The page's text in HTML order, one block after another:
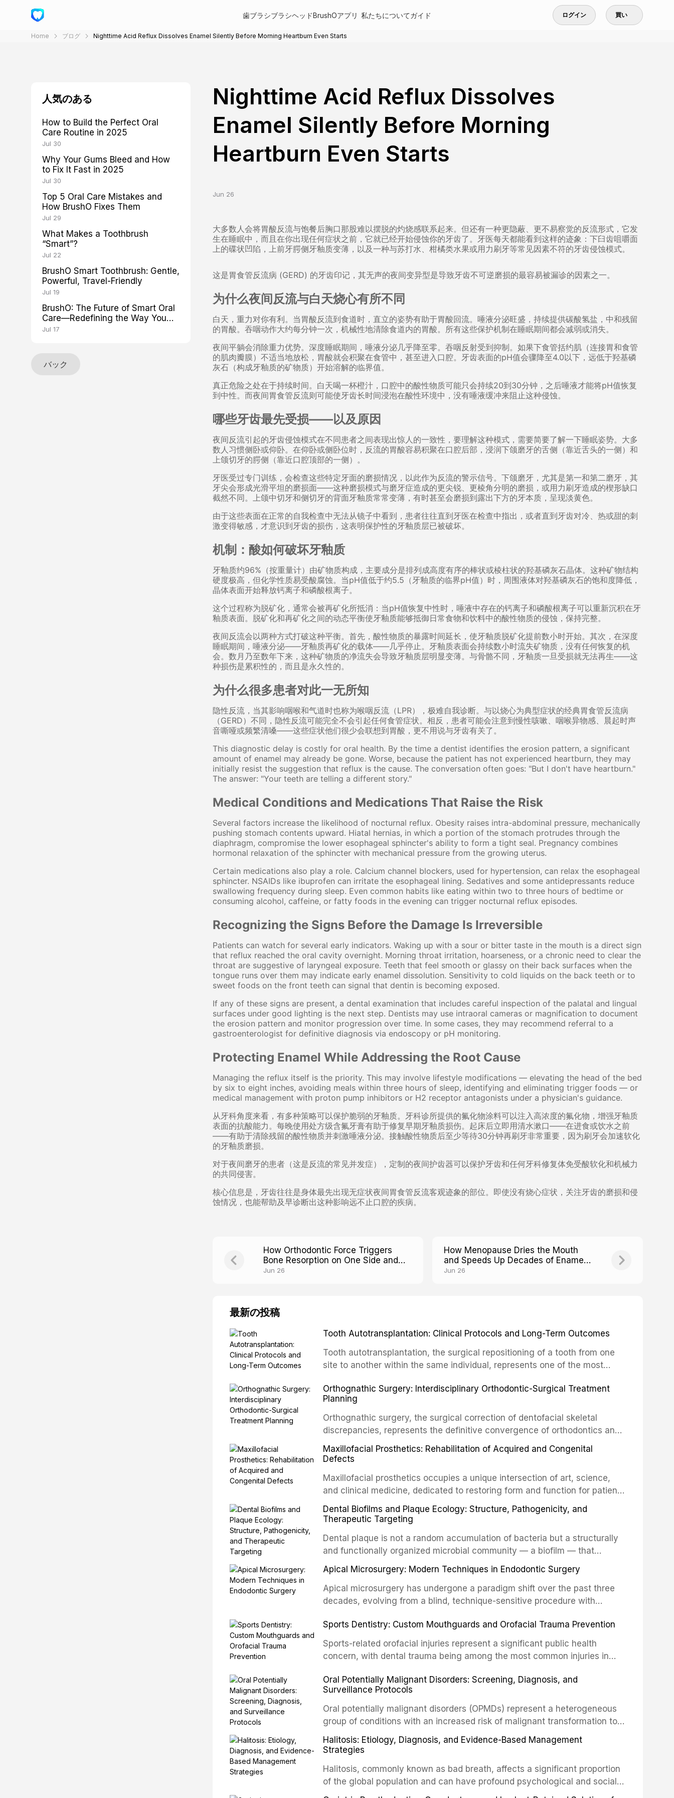
歯ブラシブラシヘッドBrushOアプリ 私たちについてガイド ログイン 買い
Home ブログ Nighttime Acid Reflux Dissolves Enamel Silently Before Morning Heartburn Even Starts
人気のある
How to Build the Perfect Oral
Care Routine in 2025
Jul 30
Why Your Gums Bleed and How
to Fix It Fast in 2025
Jul 30
Top 5 Oral Care Mistakes and
How BrushO Fixes Them
Jul 29
What Makes a Toothbrush
“Smart”?
Jul 22
BrushO Smart Toothbrush: Gentle,
Powerful, Travel-Friendly
Jul 19
BrushO: The Future of Smart Oral
Care—Redefining the Way You
Brush
Jul 17
バック
Nighttime Acid Reflux Dissolves
Enamel Silently Before Morning
Heartburn Even Starts
Jun 26
大多数人会将胃酸反流与饱餐后胸口那股难以摆脱的灼烧感联系起来。但还有一种更隐蔽、更不易察觉的反流形式，它发
生在睡眠中，而且在你出现任何症状之前，它就已经开始侵蚀你的牙齿了。牙医每天都能看到这样的迹象：下臼齿咀嚼面
上的碟状凹陷，上前牙腭侧牙釉质变薄，以及一种与苏打水、柑橘类水果或用力刷牙等常见因素不符的牙齿侵蚀模式。
这是胃食管反流病 (GERD) 的牙齿印记，其无声的夜间变异型是导致牙齿不可逆磨损的最容易被漏诊的因素之一。
为什么夜间反流与白天烧心有所不同
白天，重力对你有利。当胃酸反流到食道时，直立的姿势有助于胃酸回流。唾液分泌旺盛，持续提供碳酸氢盐，中和残留
的胃酸。吞咽动作大约每分钟一次，机械性地清除食道内的胃酸。所有这些保护机制在睡眠期间都会减弱或消失。
夜间平躺会消除重力优势。深度睡眠期间，唾液分泌几乎降至零。吞咽反射受到抑制。如果下食管括约肌（连接胃和食管
的肌肉瓣膜）不适当地放松，胃酸就会积聚在食管中，甚至进入口腔。牙齿表面的pH值会骤降至4.0以下，远低于羟基磷
灰石（构成牙釉质的矿物质）开始溶解的临界值。
真正危险之处在于持续时间。白天喝一杯橙汁，口腔中的酸性物质可能只会持续20到30分钟，之后唾液才能将pH值恢复
到中性。而夜间胃食管反流则可能使牙齿长时间浸泡在酸性环境中，没有唾液缓冲来阻止这种侵蚀。
哪些牙齿最先受损——以及原因
夜间反流引起的牙齿侵蚀模式在不同患者之间表现出惊人的一致性，要理解这种模式，需要简要了解一下睡眠姿势。大多
数人习惯侧卧或仰卧。在仰卧或侧卧位时，反流的胃酸容易积聚在口腔后部，浸润下颌磨牙的舌侧（靠近舌头的一侧）和
上颌切牙的腭侧（靠近口腔顶部的一侧）。
牙医受过专门训练，会检查这些特定牙面的磨损情况，以此作为反流的警示信号。下颌磨牙，尤其是第一和第二磨牙，其
牙尖会形成光滑平坦的磨损面——这种磨损模式与磨牙症造成的更尖锐、更棱角分明的磨损，或用力刷牙造成的楔形缺口
截​​然不同。上颌中切牙和侧切牙的背面牙釉质常常变薄，有时甚至会磨损到露出下方的牙本质，呈现淡黄色。
由于这些表面在正常的自我检查中无法从镜子中看到，患者往往直到牙医在检查中指出，或者直到牙齿对冷、热或甜的刺
激变得敏感，才意识到牙齿的损伤，这表明保护性的牙釉质层已被破坏。
机制：酸如何破坏牙釉质
牙釉质约96%（按重量计）由矿物质构成，主要成分是排列成高度有序的棒状或棱柱状的羟基磷灰石晶体。这种矿物结构
硬度极高，但化学性质易受酸腐蚀。当pH值低于约5.5（牙釉质的临界pH值）时，周围液体对羟基磷灰石的饱和度降低，
晶体表面开始释放钙离子和磷酸根离子。
这个过程称为脱矿化，通常会被再矿化所抵消：当pH值恢复中性时，唾液中存在的钙离子和磷酸根离子可以重新沉积在牙
釉质表面。脱矿化和再矿化之间的动态平衡使牙釉质能够抵御日常食物和饮料中的酸性物质的侵蚀，保持完整。
夜间反流会以两种方式打破这种平衡。首先，酸性物质的暴露时间延长，使牙釉质脱矿化提前数小时开始。其次，在深度
睡眠期间，唾液分泌——牙釉质再矿化的载体——几乎停止。牙釉质表面会持续数小时流失矿物质，没有任何恢复的机
会。数月乃至数年下来，这种矿物质的净流失会导致牙釉质层明显变薄。与骨骼不同，牙釉质一旦受损就无法再生——这
种损伤是累积性的，而且是永久性的。
为什么很多患者对此一无所知
隐性反流，当其影响咽喉和气道时也称为喉咽反流（LPR），极难自我诊断。与以烧心为典型症状的经典胃食管反流病
（GERD）不同，隐性反流可能完全不会引起任何食管症状。相反，患者可能会注意到慢性咳嗽、咽喉异物感、晨起时声
音嘶哑或频繁清嗓——这些症状他们很少会联想到胃酸，更不用说与牙齿有关了。
This diagnostic delay is costly for oral health. By the time a dentist identifies the erosion pattern, a significant
amount of enamel may already be gone. Worse, because the patient has not experienced heartburn, they may
initially resist the suggestion that reflux is the cause. The conversation often goes: "But I don't have heartburn."
The answer: "Your teeth are telling a different story."
Medical Conditions and Medications That Raise the Risk
Several factors increase the likelihood of nocturnal reflux. Obesity raises intra-abdominal pressure, mechanically
pushing stomach contents upward. Hiatal hernias, in which a portion of the stomach protrudes through the
diaphragm, compromise the lower esophageal sphincter's ability to form a tight seal. Pregnancy combines
hormonal relaxation of the sphincter with mechanical pressure from the growing uterus.
Certain medications also play a role. Calcium channel blockers, used for hypertension, can relax the esophageal
sphincter. NSAIDs like ibuprofen can irritate the esophageal lining. Sedatives and some antidepressants reduce
swallowing frequency during sleep. Even common habits like eating within two to three hours of bedtime or
consuming alcohol, caffeine, or fatty foods in the evening can trigger nocturnal reflux episodes.
Recognizing the Signs Before the Damage Is Irreversible
Patients can watch for several early indicators. Waking up with a sour or bitter taste in the mouth is a direct sign
that reflux reached the oral cavity overnight. Morning throat irritation, hoarseness, or a chronic need to clear the
throat are suggestive of laryngeal exposure. Teeth that feel smooth or glassy on their back surfaces when the
tongue runs over them may indicate early enamel dissolution. Sensitivity to cold liquids on the back teeth or to
sweet foods on the front teeth can signal that dentin is becoming exposed.
If any of these signs are present, a dental examination that includes careful inspection of the palatal and lingual
surfaces under good lighting is the next step. Dentists may use intraoral cameras or magnification to document
the erosion pattern and monitor progression over time. In some cases, they may recommend referral to a
gastroenterologist for definitive diagnosis via endoscopy or pH monitoring.
Protecting Enamel While Addressing the Root Cause
Managing the reflux itself is the priority. This may involve lifestyle modifications — elevating the head of the bed
by six to eight inches, avoiding meals within three hours of sleep, identifying and eliminating trigger foods — or
medical management with proton pump inhibitors or H2 receptor antagonists under a physician's guidance.
从牙科角度来看，有多种策略可以保护脆弱的牙釉质。牙科诊所提供的氟化物涂料可以注入高浓度的氟化物，增强牙釉质
表面的抗酸能力。每晚使用处方级含氟牙膏有助于修复早期牙釉质损伤。起床后立即用清水漱口——在进食或饮水之前
——有助于清除残留的酸性物质并刺激唾液分泌。接触酸性物质后至少等待30分钟再刷牙非常重要，因为刷牙会加速软化
的牙釉质磨损。
对于夜间磨牙的患者（这是反流的常见并发症），定制的夜间护齿器可以保护牙齿和任何牙科修复体免受酸软化和机械力
的共同侵害。
核心信息是，牙齿往往是身体最先出现无症状夜间胃食管反流客观迹象的部位。即使没有烧心症状，关注牙齿的磨损和侵
蚀情况，也能帮助及早诊断出这种影响远不止口腔的疾病。
How Orthodontic Force Triggers
Bone Resorption on One Side and
Building on the Other
Jun 26
How Menopause Dries the Mouth
and Speeds Up Decades of Enamel
Wear
Jun 26
最新の投稿
Tooth Autotransplantation: Clinical Protocols and Long-Term Outcomes
Tooth autotransplantation, the surgical repositioning of a tooth from one
site to another within the same individual, represents one of the most
implants, which rely on osseointegration of a titanium fixture, an
autotransplanted
Orthognathic Surgery: Interdisciplinary Orthodontic-Surgical Treatment
Planning
Orthognathic surgery, the surgical correction of dentofacial skeletal
discrepancies, represents the definitive convergence of orthodontics and
oral and maxillofacial surgery. These procedures are indicated not merely
for aesthetic enhancement but for the restoration of functional occlusion,
Maxillofacial Prosthetics: Rehabilitation of Acquired and Congenital
Defects
Maxillofacial prosthetics occupies a unique intersection of art, science,
and clinical medicine, dedicated to restoring form and function for patients
with acquired or congenital defects of the head and neck region. These
patients present some of the most challenging rehabilitation scenarios in
Dental Biofilms and Plaque Ecology: Structure, Pathogenicity, and
Therapeutic Targeting
Dental plaque is not a random accumulation of bacteria but a structurally
and functionally organized microbial community — a biofilm — that
adheres to tooth surfaces and oral epithelia. The biofilm mode of existence
confers profound advantages to resident microorganisms, including
enhanced resistanc
Apical Microsurgery: Modern Techniques in Endodontic Surgery
Apical microsurgery has undergone a paradigm shift over the past three
decades, evolving from a blind, technique-sensitive procedure with
supported by advanced imaging, illumination, and biomaterials. When
conventional orthogr
Sports Dentistry: Custom Mouthguards and Orofacial Trauma Prevention
Sports-related orofacial injuries represent a significant public health
concern, with dental trauma being among the most common injuries in
custom-fabricated mouthguards as the gold standard for orofacial
protection, reviews fabrication techniques, and discusses the broader role
of the dental professional in sports medicine.
Oral Potentially Malignant Disorders: Screening, Diagnosis, and
Surveillance Protocols
Oral potentially malignant disorders (OPMDs) represent a heterogeneous
group of conditions with an increased risk of malignant transformation to
oral squamous cell carcinoma. Early detection through systematic
screening and appropriate surveillance can significantly improve patient
evidence-based management of the most common OPMDs encountered in
dental practice.
Halitosis: Etiology, Diagnosis, and Evidence-Based Management
Strategies
Halitosis, commonly known as bad breath, affects a significant proportion
of the global population and can have profound psychological and social
consequences. This comprehensive review explores the multifactorial